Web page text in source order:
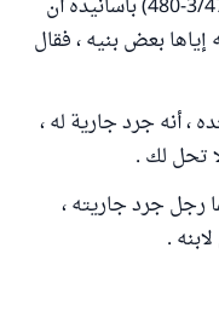
روى ابن أبي شيبة في " المصنف " (3/479-480) بأسانيده أن
بعض بنيه ، فقال
أنه جرد جارية له ،
تحل لك .
رجل جرد جاريته ،
.